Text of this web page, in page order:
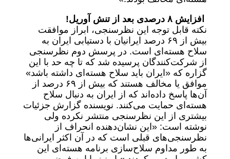
افزایش ۸ درصدی بعد از تنش آوریل!
نکته قابل توجه این نظرسنجی، ابراز موافقت
بیش از ۶۹ درصد ایرانیان با دستیابی ایران به
سلاح هسته‌ای است. در پرسش دوم نظرسنجی
از شرکت‌کنندگان پرسیده شد که تا چه حد با این
گزاره که «ایران باید سلاح هسته‌ای داشته باشد»
موافق یا مخالف هستند که بیش از ۶۹ درصد از
آن‌ها پاسخ داده‌اند که از ایران به دنبال سلاح
هسته‌ای حمایت می‌کنند. نویسنده گزارش جزئیات
بیشتری از این نظرسنجی منتشر نکرده ولی
نوشته است: «این نشان‌دهنده انحراف از
نظرسنجی‌های قبلی است که در آن اکثر ایرانی‌ها
به طور مداوم سلاح‌سازی برنامه هسته‌ای این